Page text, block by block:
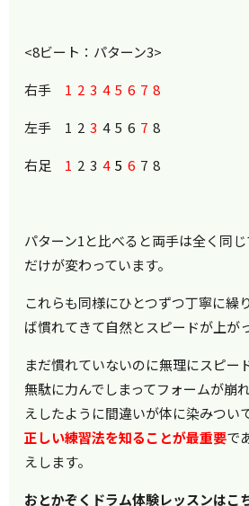
<8ビート：パターン3>
右手 1 2 3 4 5 6 7 8
左手 1 2 3 4 5 6 7 8
右足 1 2 34 5 6 7 8
パターン1と比べると両手は全く同
だけが変わっています。
これらも同様にひとつずつ丁寧に繰
ば慣れてきて自然とスピードが上が
まだ慣れていないのに無理にスピー
無駄に力んでしまってフォームが崩
えしたように間違いが体に染みつい
正しい練習法を知ることが最重要で
えします。
おとかぞくドラム体験レッスンはこ